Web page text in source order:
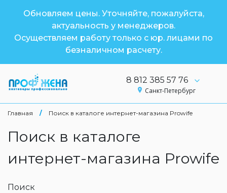
Обновляем цены. Уточняйте, пожалуйста,
актуальность у менеджеров.
Осуществляем работу только с юр. лицами по
безналичном расчету.
8 812 385 57 76
Санкт-Петербург
Главная / Поиск в каталоге интернет-магазина Prowife
Поиск в каталоге
интернет-магазина Prowife
Поиск